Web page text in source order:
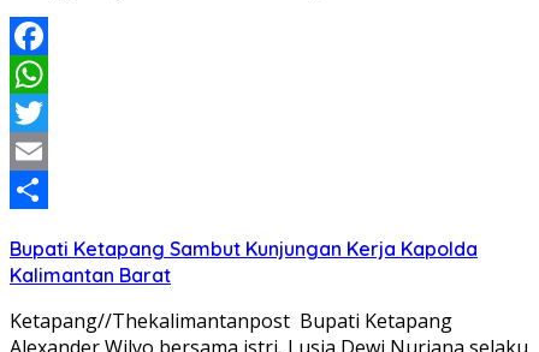
Facebook
WhatsApp
Twitter
Email
Bupati Ketapang Sambut Kunjungan Kerja Kapolda
Kalimantan Barat
Ketapang//Thekalimantanpost Bupati Ketapang